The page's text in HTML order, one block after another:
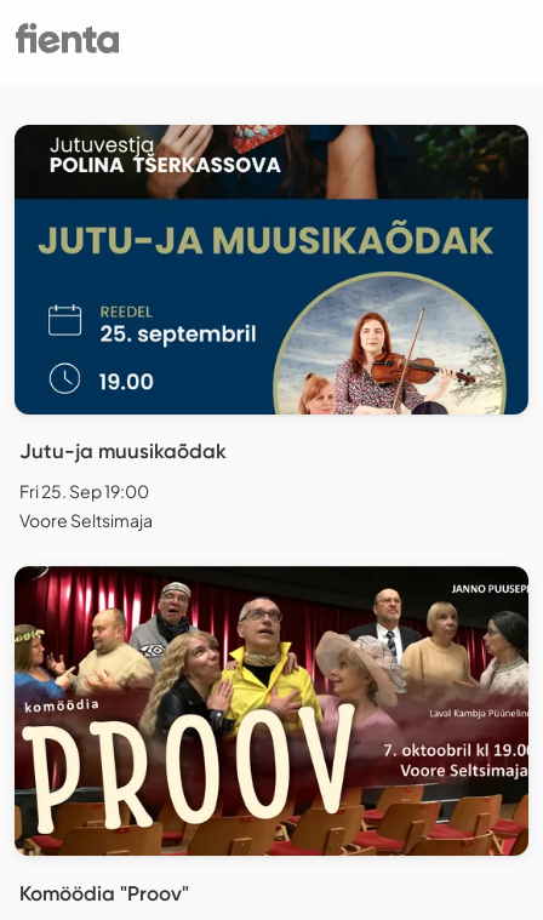
Jutu-ja muusikaõdak
Fri 25. Sep 19:00
Voore Seltsimaja
Komöödia "Proov"